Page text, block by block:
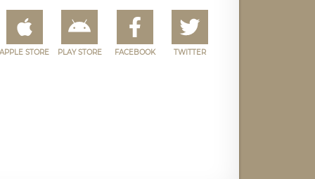
APPLE STORE PLAY STORE FACEBOOK TWITTER